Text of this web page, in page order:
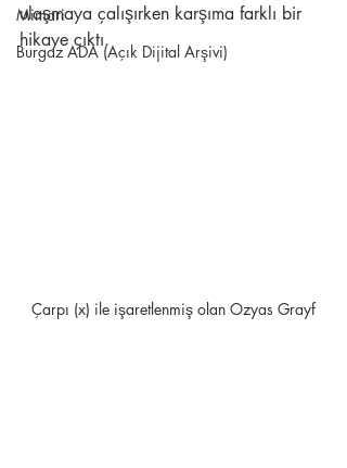
Mimari
Burgaz ADA (Açık Dijital Arşivi)
ulaşmaya çalışırken karşıma farklı bir
hikaye çıktı.
Çarpı (x) ile işaretlenmiş olan Ozyas Grayf